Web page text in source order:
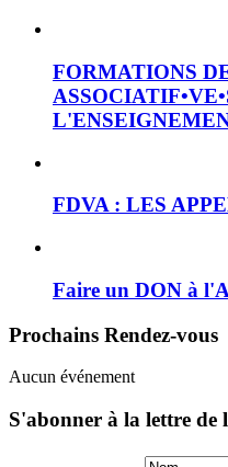
FORMATIONS
FDVA : LES
Faire un DON à
Prochains Rendez-vous
Aucun événement
S'abonner à la lettre de